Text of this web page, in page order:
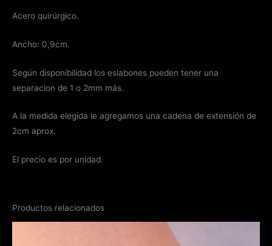
Acero quirúrgico.
Ancho: 0,9cm.
Según disponibilidad los eslabones pueden tener una
separacion de 1 o 2mm más.
A la medida elegida le agregamos una cadena de extensión de
2cm aprox.
El precio es por unidad.
Productos relacionados